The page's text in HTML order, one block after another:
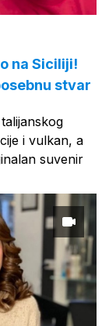
na Siciliji!
stvar
i vulkan, a
suvenir